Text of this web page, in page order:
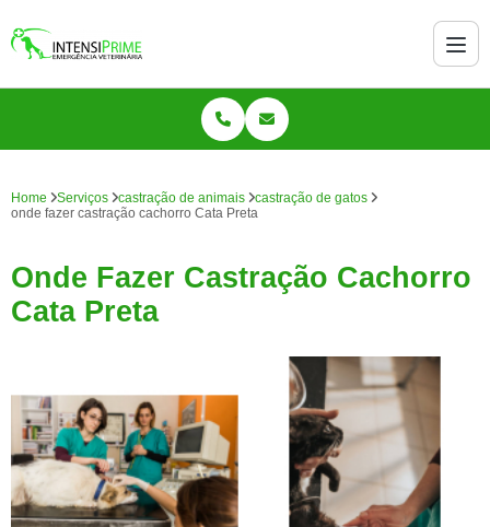
Home Serviços castração de animais
castração de gatos
onde fazer castração cachorro Cata Preta
Onde Fazer Castração Cachorro
Cata Preta